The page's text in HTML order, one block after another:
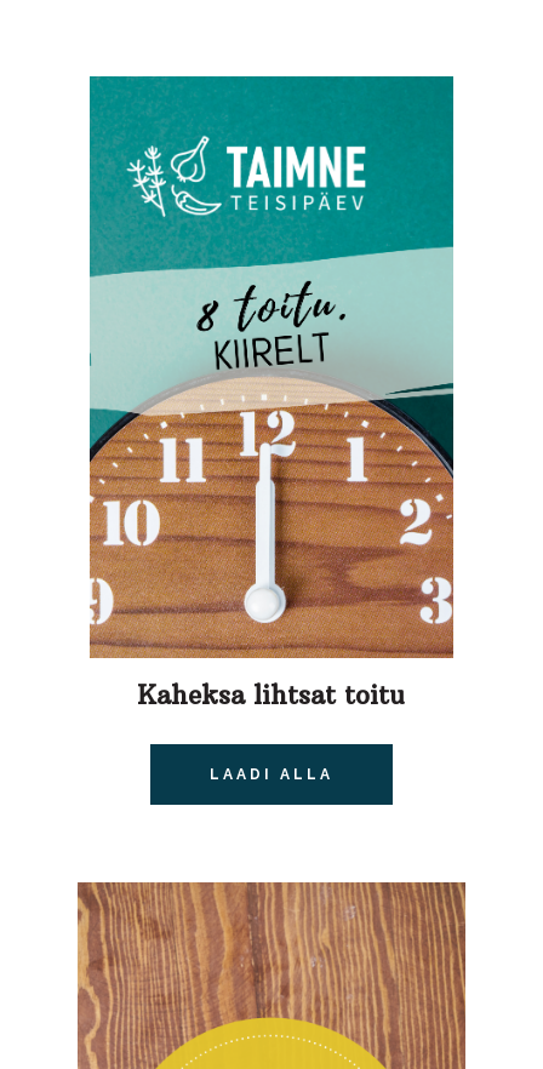
Kaheksa lihtsat toitu
LAADI ALLA